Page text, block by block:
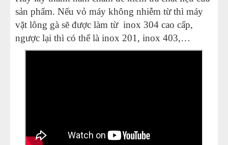
sản phẩm. Nếu vỏ máy không nhiễm từ thì máy
vặt lông gà sẽ được làm từ inox 304 cao cấp,
ngược lại thì có thể là inox 201, inox 403,…